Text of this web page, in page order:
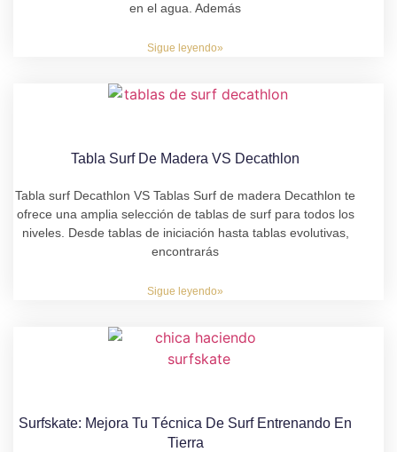
en el agua. Además
Sigue leyendo»
Tabla Surf De Madera VS Decathlon
Tabla surf Decathlon VS Tablas Surf de madera Decathlon te
ofrece una amplia selección de tablas de surf para todos los
niveles. Desde tablas de iniciación hasta tablas evolutivas,
encontrarás
Sigue leyendo»
Surfskate: Mejora Tu Técnica De Surf Entrenando En
Tierra